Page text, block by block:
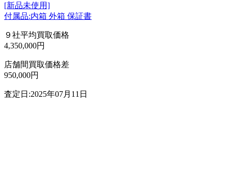
[新品未使用]
付属品:内箱 外箱 保証書
９社平均買取価格
4,350,000円
店舗間買取価格差
950,000円
査定日:2025年07月11日